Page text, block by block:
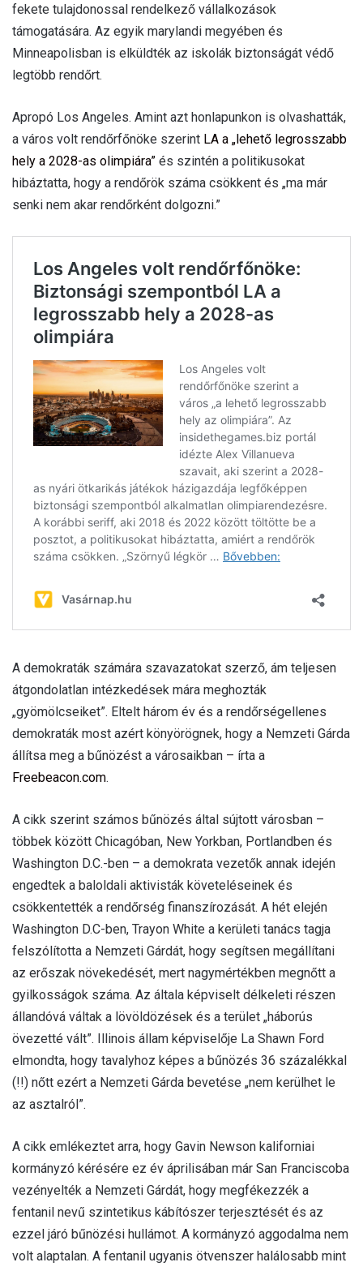
fekete tulajdonossal rendelkező vállalkozások
támogatására. Az egyik marylandi megyében és
Minneapolisban is elküldték az iskolák biztonságát védő
legtöbb rendőrt.
Apropó Los Angeles. Amint azt honlapunkon is olvashatták,
a város volt rendőrfőnöke szerint LA a „lehető legrosszabb
hely a 2028-as olimpiára” és szintén a politikusokat
hibáztatta, hogy a rendőrök száma csökkent és „ma már
senki nem akar rendőrként dolgozni.”
A demokraták számára szavazatokat szerző, ám teljesen
átgondolatlan intézkedések mára meghozták
„gyömölcseiket”. Eltelt három év és a rendőrségellenes
demokraták most azért könyörögnek, hogy a Nemzeti Gárda
állítsa meg a bűnözést a városaikban – írta a
Freebeacon.com.
A cikk szerint számos bűnözés által sújtott városban –
többek között Chicagóban, New Yorkban, Portlandben és
Washington D.C.-ben – a demokrata vezetők annak idején
engedtek a baloldali aktivisták követeléseinek és
csökkentették a rendőrség finanszírozását. A hét elején
Washington D.C-ben, Trayon White a kerületi tanács tagja
felszólította a Nemzeti Gárdát, hogy segítsen megállítani
az erőszak növekedését, mert nagymértékben megnőtt a
gyilkosságok száma. Az általa képviselt délkeleti részen
állandóvá váltak a lövöldözések és a terület „háborús
övezetté vált”. Illinois állam képviselője La Shawn Ford
elmondta, hogy tavalyhoz képes a bűnözés 36 százalékkal
(!!) nőtt ezért a Nemzeti Gárda bevetése „nem kerülhet le
az asztalról”.
A cikk emlékeztet arra, hogy Gavin Newson kaliforniai
kormányzó kérésére ez év áprilisában már San Franciscoba
vezényelték a Nemzeti Gárdát, hogy megfékezzék a
fentanil nevű szintetikus kábítószer terjesztését és az
ezzel járó bűnözési hullámot. A kormányzó aggodalma nem
volt alaptalan. A fentanil ugyanis ötvenszer halálosabb mint